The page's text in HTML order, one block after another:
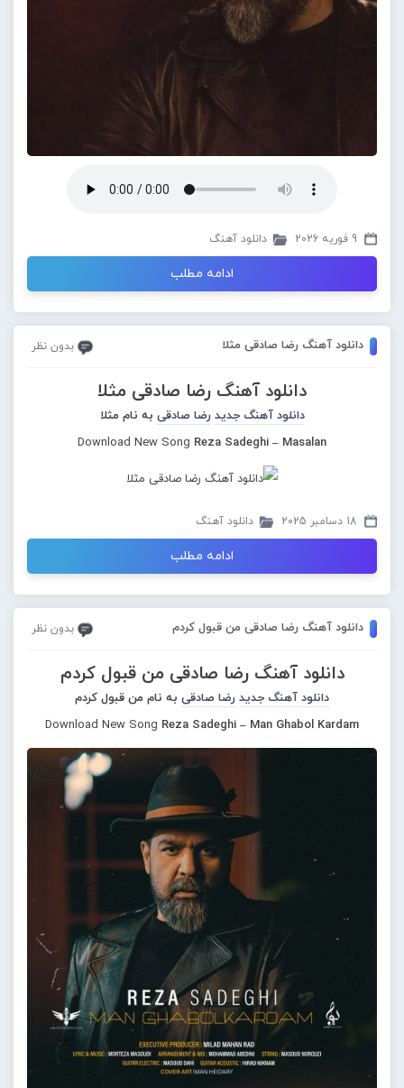
9 فوریه 2026 دانلود آهنگ
ادامه مطلب
دانلود آهنگ رضا صادقی مثلا بدون نظر
دانلود آهنگ رضا صادقی مثلا
دانلود آهنگ جدید رضا صادقی به نام مثلا
Download New Song Reza Sadeghi – Masalan
18 دسامبر 2025 دانلود آهنگ
ادامه مطلب
دانلود آهنگ رضا صادقی من قبول کردم بدون نظر
دانلود آهنگ رضا صادقی من قبول کردم
دانلود آهنگ جدید رضا صادقی به نام من قبول کردم
Download New Song Reza Sadeghi – Man Ghabol Kardam